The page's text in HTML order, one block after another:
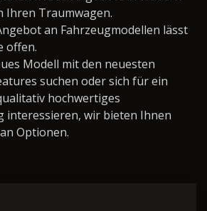
Ihren Traumwagen.
an Fahrzeugmodellen lässt
offen.
Modell mit den neuesten
suchen oder sich für ein
hochwertiges
interessieren, wir bieten Ihnen
Optionen.